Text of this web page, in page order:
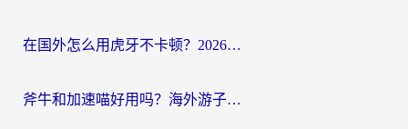
在国外怎么用虎牙不卡顿？2026海外华人亲测有效的回国加速器选择指南
斧牛和加速喵好用吗？海外游子的真实选择困境